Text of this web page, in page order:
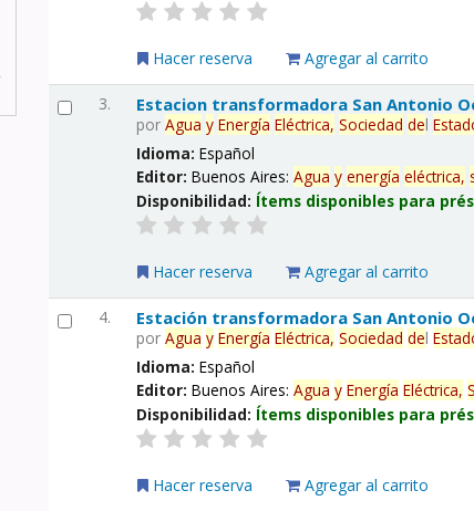
Hacer reserva Agregar al carrito
3. Estacion transformadora San Antonio
porAgua y Energía Eléctrica, Sociedad del
Idioma:Español
Editor:Buenos Aires:Agua y energía eléctrica,
Disponibilidad: Ítems disponibles para
Hacer reserva Agregar al carrito
4. Estación transformadora San Antonio
porAgua y Energía Eléctrica, Sociedad del
Idioma:Español
Editor:Buenos Aires:Agua y Energía Eléctrica,
Disponibilidad: Ítems disponibles para
Hacer reserva Agregar al carrito